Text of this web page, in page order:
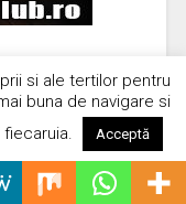
si ale tertilor pentru
buna de navigare si
Acceptă
mult